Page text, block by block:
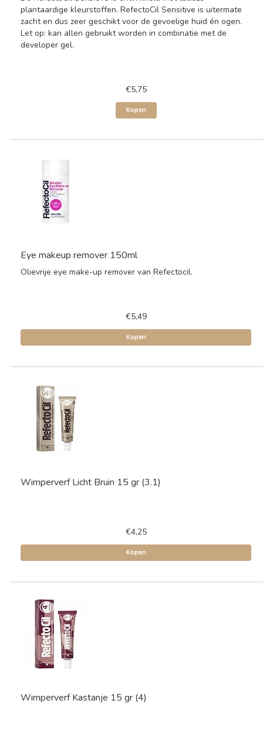
plantaardige kleurstoffen. RefectoCil Sensitive is uitermate
zacht en dus zeer geschikt voor de gevoelige huid én ogen.
Let op: kan allen gebruikt worden in combinatie met de
developer gel.
€5,75
Kopen
Eye makeup remover 150ml
Olievrije eye make-up remover van Refectocil.
€5,49
Kopen
Wimperverf Licht Bruin 15 gr (3.1)
€4,25
Kopen
Wimperverf Kastanje 15 gr (4)